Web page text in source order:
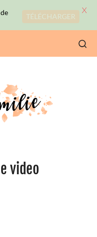
video
TÉLÉCHARGER
X